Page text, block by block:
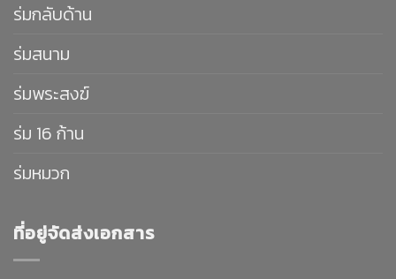
ร่มกลับด้าน
ร่มสนาม
ร่มพระสงฆ์
ร่ม 16 ก้าน
ร่มหมวก
ที่อยู่จัดส่งเอกสาร